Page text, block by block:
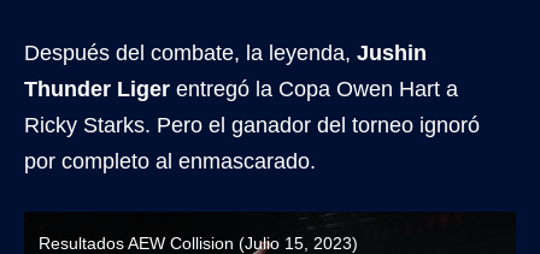
Después del combate, la leyenda, Jushin
Thunder Liger entregó la Copa Owen Hart a
Ricky Starks. Pero el ganador del torneo ignoró
por completo al enmascarado.
Resultados AEW Collision (Julio 15, 2023)